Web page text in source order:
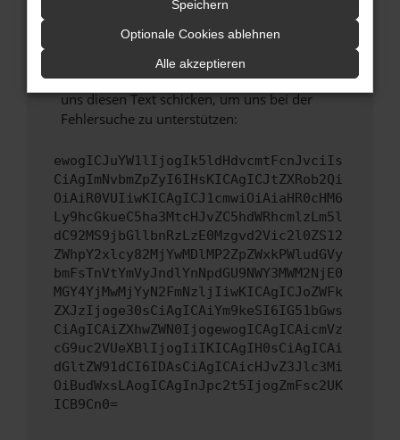
Wenn du alle oben genannten Schritte versucht
hast, kontaktiere uns bitte. Wir werden
versuchen, das Problem zu beheben. Du kannst
uns diesen Text schicken, um uns bei der
Fehlersuche zu unterstützen:
ewogICJuYW1lIjogIk5ldHdvcmtFcnJvciIs
CiAgImNvbmZpZyI6IHsKICAgICJtZXRob2Qi
OiAiR0VUIiwKICAgICJ1cmwiOiAiaHR0cHM6
Ly9hcGkueC5ha3MtcHJvZC5hdWRhcmlzLm5l
dC92MS9jbGllbnRzLzE0Mzgvd2Vic2l0ZS12
ZWhpY2xlcy82MjYwMDlMP2ZpZWxkPWludGVy
bmFsTnVtYmVyJndlYnNpdGU9NWY3MWM2NjE0
MGY4YjMwMjYyN2FmNzljIiwKICAgICJoZWFk
ZXJzIjoge30sCiAgICAiYm9keSI6IG51bGws
CiAgICAiZXhwZWN0IjogewogICAgICAicmVz
cG9uc2VUeXBlIjogIiIKICAgIH0sCiAgICAi
dGltZW91dCI6IDAsCiAgICAicHJvZ3Jlc3Mi
OiBudWxsLAogICAgInJpc2t5IjogZmFsc2UK
ICB9Cn0=
Speichern
Optionale Cookies ablehnen
Alle akzeptieren